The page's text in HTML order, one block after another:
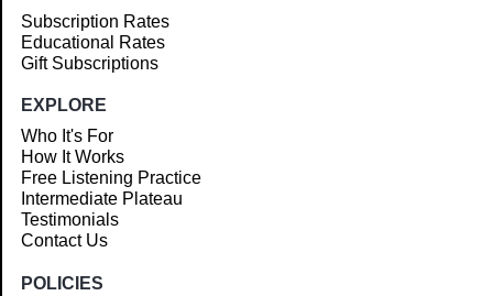
Subscription Rates
Educational Rates
Gift Subscriptions
EXPLORE
Who It's For
How It Works
Free Listening Practice
Intermediate Plateau
Testimonials
Contact Us
POLICIES